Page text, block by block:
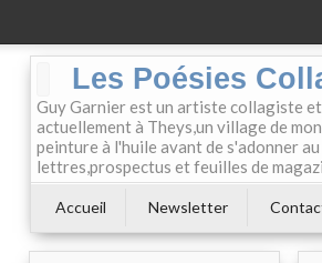
Les Poésies
Guy Garnier est un artiste collagiste
actuellement à Theys,un village de
peinture à l'huile avant de s'adonner
lettres,prospectus et feuilles de
Accueil Newsletter